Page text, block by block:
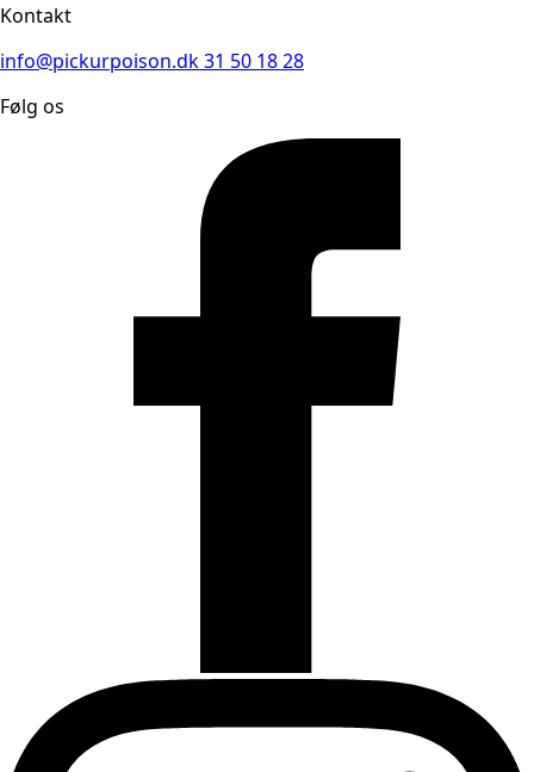
Kontakt
info@pickurpoison.dk31 50 18 28
Følg os